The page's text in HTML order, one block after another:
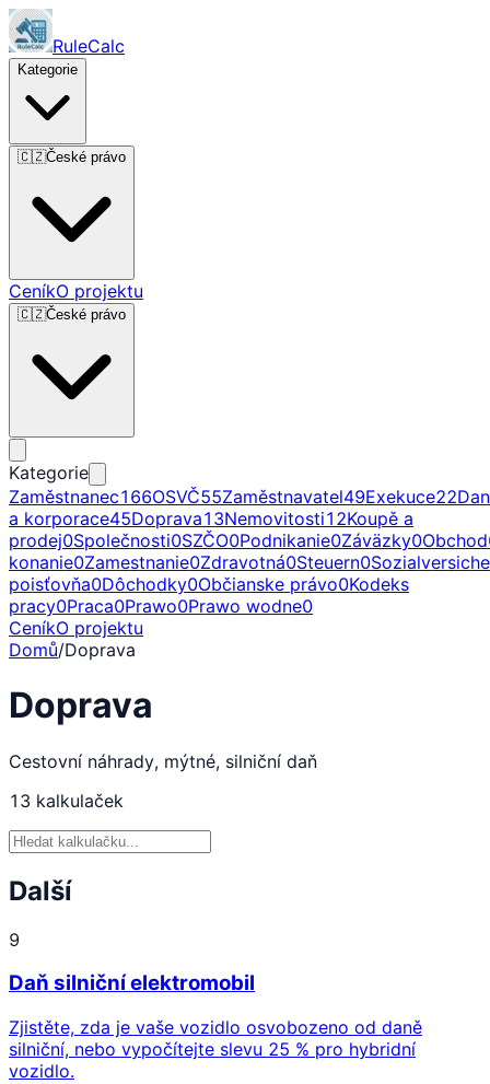
RuleCalc
Kategorie
🇨🇿České právo
CeníkO projektu
🇨🇿České právo
Kategorie
Zaměstnanec166OSVČ55Zaměstnavatel49Exekuce22
a korporace45Doprava13Nemovitosti12Koupě a
prodej0Společnosti0SZČO0Podnikanie0Záväzky0Obchod
konanie0Zamestnanie0Zdravotná0Steuern0
poisťovňa0Dôchodky0Občianske právo0Kodeks
pracy0Praca0Prawo0Prawo wodne0
CeníkO projektu
Domů/Doprava
Doprava
Cestovní náhrady, mýtné, silniční daň
13 kalkulaček
Další
9
Daň silniční elektromobil
Zjistěte, zda je vaše vozidlo osvobozeno od daně
silniční, nebo vypočítejte slevu 25 % pro hybridní
vozidlo.